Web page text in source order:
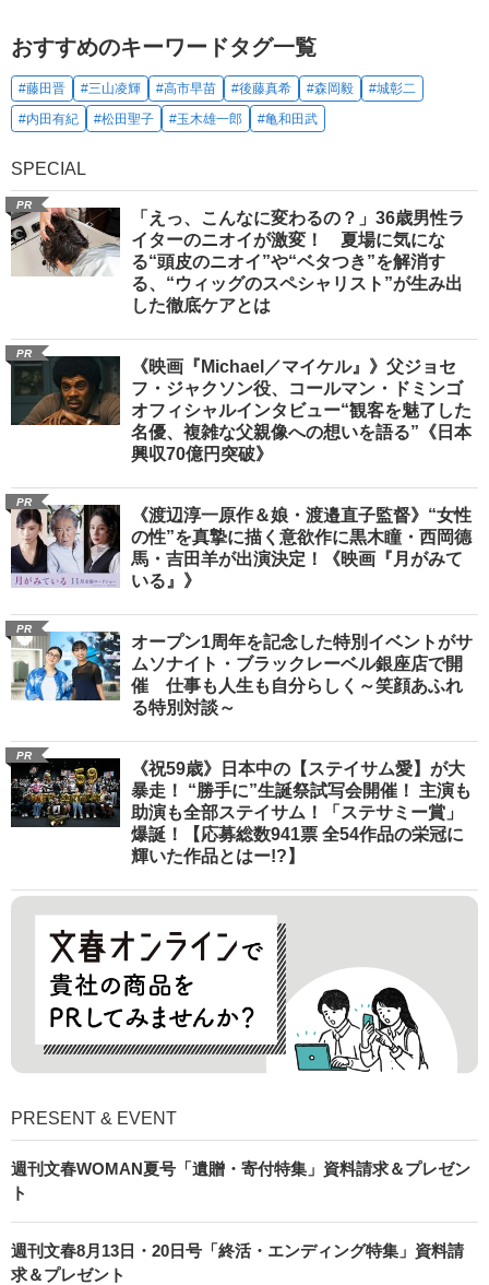
おすすめのキーワードタグ一覧
#藤田晋 #三山凌輝 #高市早苗 #後藤真希 #森岡毅
#城彰二
#内田有紀
#松田聖子 #玉木雄一郎 #亀和田武
SPECIAL
PR
「えっ、こんなに変わるの？」36歳男性ラ
イターのニオイが激変！ 夏場に気にな
る“頭皮のニオイ”や“ベタつき”を解消す
る、“ウィッグのスペシャリスト”が生み出
した徹底ケアとは
PR
《映画『Michael／マイケル』》父ジョセ
フ・ジャクソン役、コールマン・ドミンゴ
オフィシャルインタビュー“観客を魅了した
名優、複雑な父親像への想いを語る”《日本
興収70億円突破》
PR
《渡辺淳一原作＆娘・渡邉直子監督》“女性
の性”を真摯に描く意欲作に黒木瞳・西岡德
馬・吉田羊が出演決定！《映画『月がみて
いる』》
PR
オープン1周年を記念した特別イベントがサ
ムソナイト・ブラックレーベル銀座店で開
催 仕事も人生も自分らしく～笑顔あふれ
る特別対談～
PR
《祝59歳》日本中の【ステイサム愛】が大
暴走！ “勝手に”生誕祭試写会開催！ 主演も
助演も全部ステイサム！「ステサミー賞」
爆誕！【応募総数941票 全54作品の栄冠に
輝いた作品とはー!?】
PRESENT & EVENT
週刊文春WOMAN夏号「遺贈・寄付特集」資料請求＆プレゼン
ト
週刊文春8月13日・20日号「終活・エンディング特集」資料請
求＆プレゼント